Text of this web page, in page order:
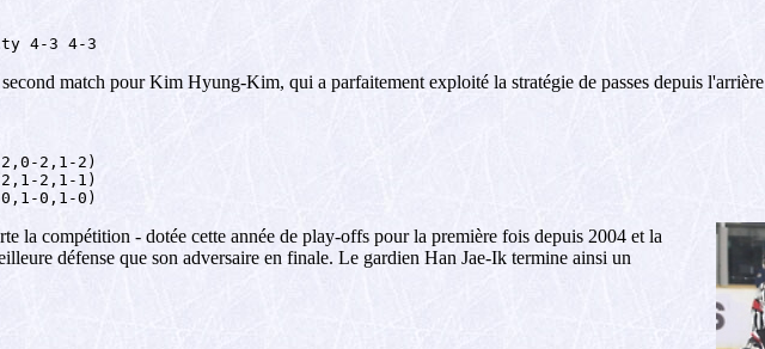
4-3 4-3
match pour Kim Hyung-Kim, qui a parfaitement exploité la stratégie de passes depuis
2,1-2)
2,1-1)
0,1-0)
la compétition - dotée cette année de play-offs pour la première fois depuis 2004 et la
défense que son adversaire en finale. Le gardien Han Jae-Ik termine ainsi un